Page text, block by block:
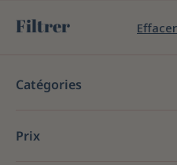
Filtrer
Catégories
Prix